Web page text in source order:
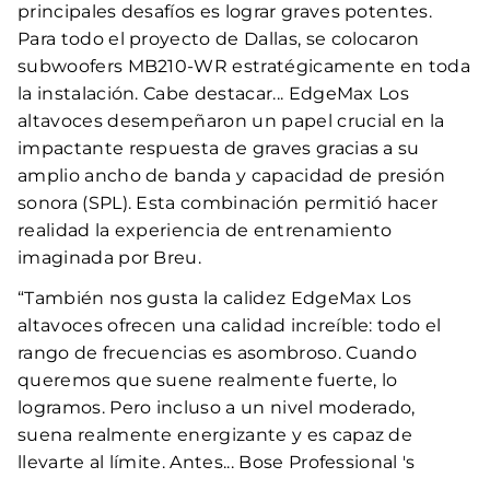
principales desafíos es lograr graves potentes.
Para todo el proyecto de Dallas, se colocaron
subwoofers MB210-WR estratégicamente en toda
la instalación. Cabe destacar... EdgeMax Los
altavoces desempeñaron un papel crucial en la
impactante respuesta de graves gracias a su
amplio ancho de banda y capacidad de presión
sonora (SPL). Esta combinación permitió hacer
realidad la experiencia de entrenamiento
imaginada por Breu.
“También nos gusta la calidez EdgeMax Los
altavoces ofrecen una calidad increíble: todo el
rango de frecuencias es asombroso. Cuando
queremos que suene realmente fuerte, lo
logramos. Pero incluso a un nivel moderado,
suena realmente energizante y es capaz de
llevarte al límite. Antes... Bose Professional 's